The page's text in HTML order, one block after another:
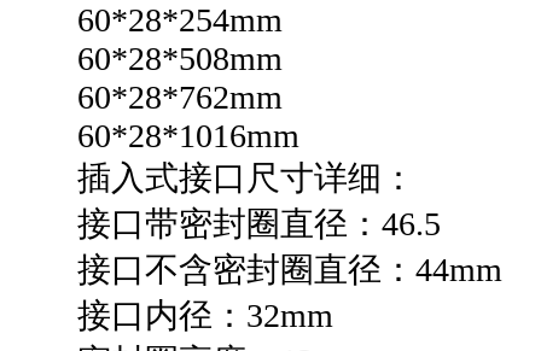
60*28*254mm
60*28*508mm
60*28*762mm
60*28*1016mm
插入式接口尺寸详细：
接口带密封圈直径：46.5
接口不含密封圈直径：44mm
接口内径：32mm